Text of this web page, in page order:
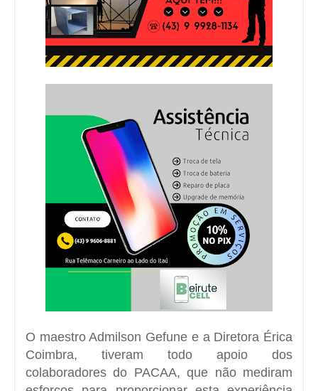
O maestro Admilson Gefune e a Diretora Érica
Coimbra, tiveram todo apoio dos
colaboradores do PACAA, que não mediram